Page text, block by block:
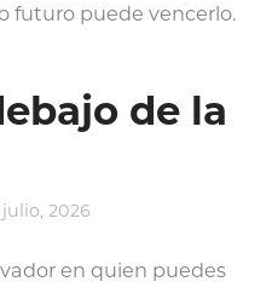
futuro puede vencerlo.
de la
julio, 2026
en quien puedes